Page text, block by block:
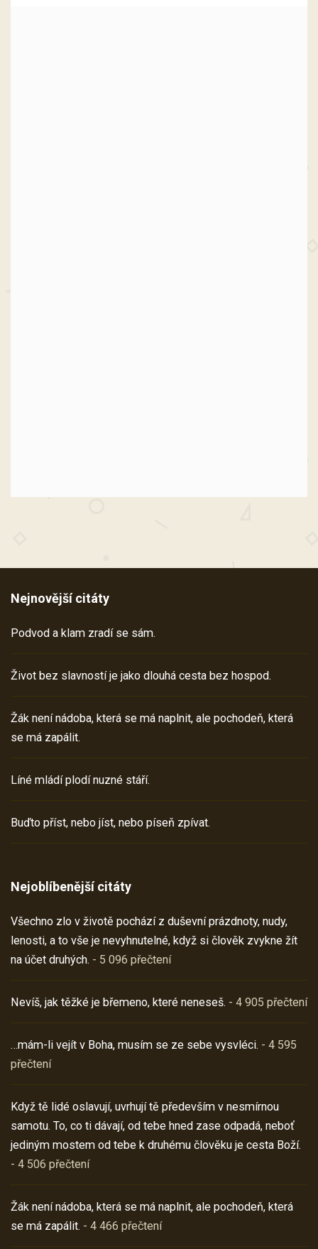
Nejnovější citáty
Podvod a klam zradí se sám.
Život bez slavností je jako dlouhá cesta bez hospod.
Žák není nádoba, která se má naplnit, ale pochodeň, která
se má zapálit.
Líné mládí plodí nuzné stáří.
Buďto příst, nebo jíst, nebo píseň zpívat.
Nejoblíbenější citáty
Všechno zlo v životě pochází z duševní prázdnoty, nudy,
lenosti, a to vše je nevyhnutelné, když si člověk zvykne žít
na účet druhých. - 5 096 přečtení
Nevíš, jak těžké je břemeno, které neneseš. - 4 905 přečtení
…mám-li vejít v Boha, musím se ze sebe vysvléci. - 4 595
přečtení
Když tě lidé oslavují, uvrhují tě především v nesmírnou
samotu. To, co ti dávají, od tebe hned zase odpadá, neboť
jediným mostem od tebe k druhému člověku je cesta Boží.
- 4 506 přečtení
Žák není nádoba, která se má naplnit, ale pochodeň, která
se má zapálit. - 4 466 přečtení